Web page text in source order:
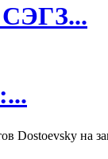
СЭГЗ...
Dostoevsky на